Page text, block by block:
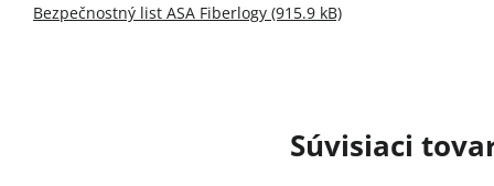
Súvisiaci
Bezpečnostný list ASA Fiberlogy (915.9 kB)